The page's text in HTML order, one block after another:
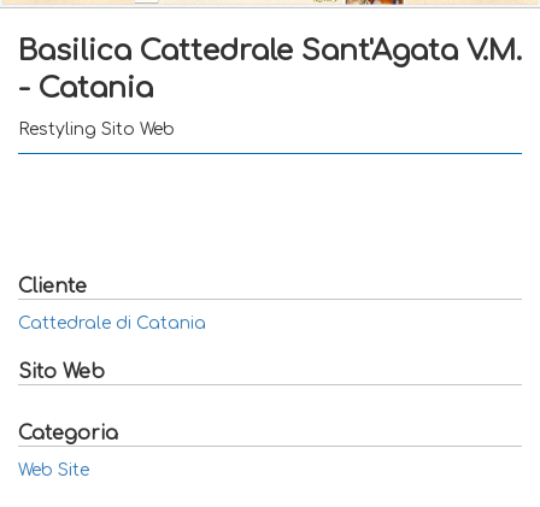
Basilica Cattedrale Sant'Agata V.M.
- Catania
Restyling Sito Web
Cliente
Cattedrale di Catania
Sito Web
Categoria
Web Site